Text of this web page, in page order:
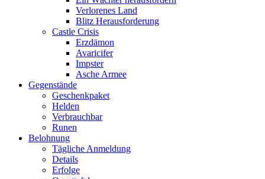
Verlorenes Land
Blitz Herausforderung
Castle Crisis
Erzdämon
Avaricifer
Impster
Asche Armee
Gegenstände
Geschenkpaket
Helden
Verbrauchbar
Runen
Belohnung
Tägliche Anmeldung
Details
Erfolge